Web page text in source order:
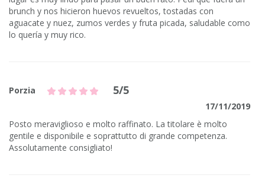
brunch y nos hicieron huevos revueltos, tostadas con
aguacate y nuez, zumos verdes y fruta picada, saludable como
lo quería y muy rico.
Porzia 5/5
17/11/2019
Posto meraviglioso e molto raffinato. La titolare è molto
gentile e disponibile e soprattutto di grande competenza.
Assolutamente consigliato!